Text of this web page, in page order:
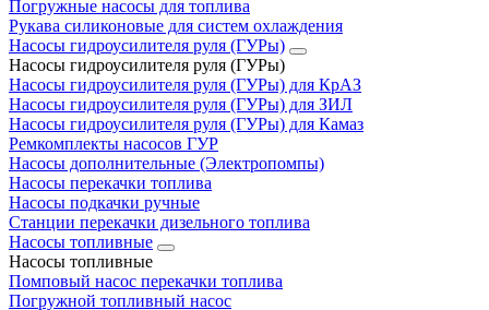
Погружные насосы для топлива
Рукава силиконовые для систем охлаждения
Насосы гидроусилителя руля (ГУРы)
Насосы гидроусилителя руля (ГУРы)
Насосы гидроусилителя руля (ГУРы) для КрАЗ
Насосы гидроусилителя руля (ГУРы) для ЗИЛ
Насосы гидроусилителя руля (ГУРы) для Камаз
Ремкомплекты насосов ГУР
Насосы дополнительные (Электропомпы)
Насосы перекачки топлива
Насосы подкачки ручные
Станции перекачки дизельного топлива
Насосы топливные
Насосы топливные
Помповый насос перекачки топлива
Погружной топливный насос